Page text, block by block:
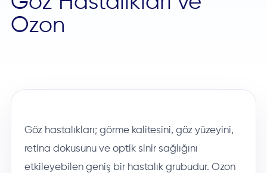
Ozon
Göz hastalıkları; görme kalitesini, göz yüzeyini,
retina dokusunu ve optik sinir sağlığını
etkileyebilen geniş bir hastalık grubudur. Ozon